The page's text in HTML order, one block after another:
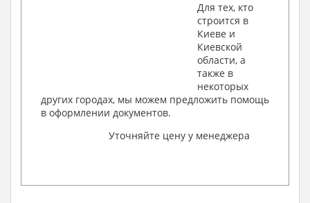
Для тех, кто
строится в
Киеве и
Киевской
области, а
также в
некоторых
других городах, мы можем предложить помощь
в оформлении документов.
Уточняйте цену у менеджера